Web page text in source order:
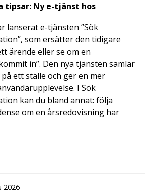
tipsar: Ny e-tjänst hos
lanserat e-tjänsten ”Sök
som ersätter den tidigare
ärende eller se om en
in”. Den nya tjänsten samlar
ett ställe och ger en mer
I Sök
kan du bland annat: följa
om en årsredovisning har
2026